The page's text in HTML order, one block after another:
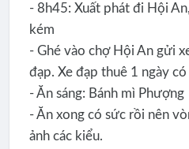
- 8h45: Xuất phát đi Hội
kém
- Ghé vào chợ Hội An gửi
đạp. Xe đạp thuê 1 ngày
- Ăn sáng: Bánh mì Phượng
- Ăn xong có sức rồi nên
ảnh các kiểu.